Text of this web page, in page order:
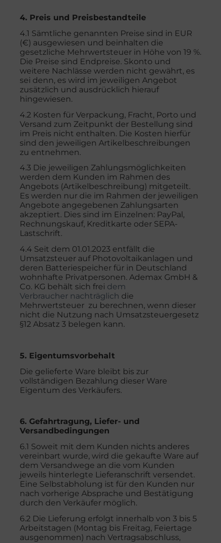
4. Preis und Preisbestandteile
4.1 Sämtliche genannten Preise sind in EUR
(€) ausgewiesen und beinhalten die
gesetzliche Mehrwertsteuer in Höhe von 19 %.
Die Preise sind Endpreise. Skonto und
weitere Nachlässe werden nicht gewährt, es
sei denn, es wird im jeweiligen Angebot
zusätzlich und ausdrücklich hierauf
hingewiesen.
4.2 Kosten für Verpackung, Fracht, Porto und
Versand zum Zeitpunkt der Bestellung sind
im Preis nicht enthalten. Die Kosten hierfür
sind den jeweiligen Artikelbeschreibungen
zu entnehmen.
4.3 Die jeweiligen Zahlungsmöglichkeiten
werden dem Kunden im Rahmen des
Angebots (Artikelbeschreibung) mitgeteilt.
Es werden nur die im Rahmen der jeweiligen
Angebote angegebenen Zahlungsarten
akzeptiert. Dies sind im Einzelnen: PayPal,
Rechnungskauf, Kreditkarte oder SEPA-
Lastschrift.
4.4 Seit dem 01.01.2023 entfällt die
Umsatzsteuer auf Photovoltaikanlagen und
deren Batteriespeicher für in Deutschland
wohnhafte Privatpersonen. Ademax GmbH &
Co. KG behält sich frei dem
Verbraucher nachträglich die
Mehrwertsteuer zu berechnen, wenn dieser
nicht die Nutzung nach Umsatzsteuergesetz
§12 Absatz 3 belegen kann.
5. Eigentumsvorbehalt
Die gelieferte Ware bleibt bis zur
vollständigen Bezahlung dieser Ware
Eigentum des Verkäufers.
6. Gefahrtragung, Liefer- und
Versandbedingungen
6.1 Soweit mit dem Kunden nichts anderes
vereinbart wurde, wird die gekaufte Ware auf
dem Versandwege an die vom Kunden
jeweils hinterlegte Lieferanschrift versendet.
Eine Selbstabholung ist für den Kunden nur
nach vorherige Absprache und Bestätigung
durch den Verkäufer möglich.
6.2 Die Lieferung erfolgt innerhalb von 3 bis 5
Arbeitstagen (Montag bis Freitag, Feiertage
ausgenommen) nach Vertragsabschluss,